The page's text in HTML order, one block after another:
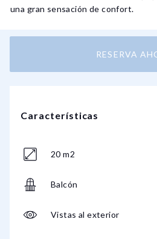
una gran sensación de confort.
RESERVA
Características
20 m2
Balcón
Vistas al exterior